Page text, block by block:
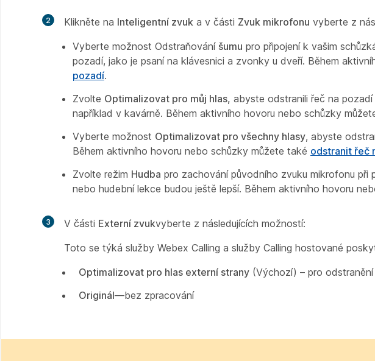
2 Klikněte na Inteligentní zvuk a v části Zvuk mikrofonu vyberte z
Vyberte možnost Odstraňování šumu pro připojení k vašim
pozadí, jako je psaní na klávesnici a zvonky u dveří. Během
pozadí.
Zvolte Optimalizovat pro můj hlas, abyste odstranili řeč na
například v kavárně. Během aktivního hovoru nebo schůzky
Vyberte možnost Optimalizovat pro všechny hlasy, abyste
Během aktivního hovoru nebo schůzky můžete také odstranit řeč
Zvolte režim Hudba pro zachování původního zvuku mikrofonu
nebo hudební lekce budou ještě lepší. Během aktivního hovoru
3 V části Externí zvukvyberte z následujících možností:
Toto se týká služby Webex Calling a služby Calling hostované
Optimalizovat pro hlas externí strany (Výchozí) – pro odstranění
Originál—bez zpracování